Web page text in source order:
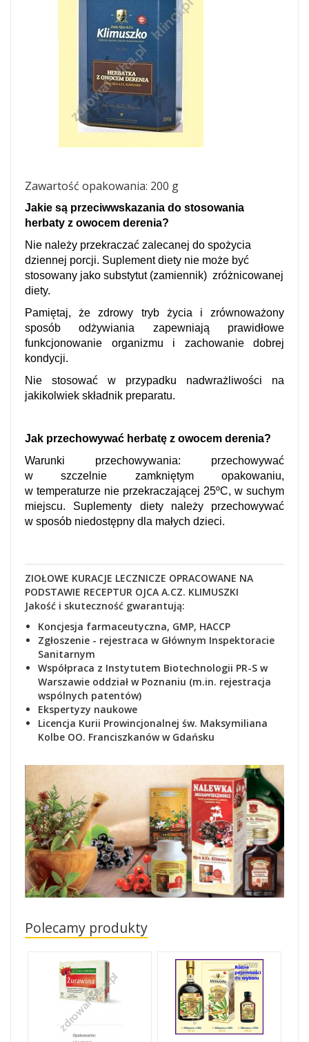
Zawartość opakowania: 200 g
Jakie są przeciwwskazania do stosowania
herbaty z owocem derenia?
Nie należy przekraczać zalecanej do spożycia
dziennej porcji. Suplement diety nie może być
stosowany jako substytut (zamiennik) zróżnicowanej
diety.
Pamiętaj, że zdrowy tryb życia i zrównoważony
sposób odżywiania zapewniają prawidłowe
funkcjonowanie organizmu i zachowanie dobrej
kondycji.
Nie stosować w przypadku nadwrażliwości na
jakikolwiek składnik preparatu.
Jak przechowywać herbatę z owocem derenia?
Warunki przechowywania: przechowywać
w szczelnie zamkniętym opakowaniu,
w temperaturze nie przekraczającej 25ºC, w suchym
miejscu. Suplementy diety należy przechowywać
w sposób niedostępny dla małych dzieci.
ZIOŁOWE KURACJE LECZNICZE OPRACOWANE NA
PODSTAWIE RECEPTUR OJCA A.CZ. KLIMUSZKI
Jakość i skuteczność gwarantują:
Koncjesja farmaceutyczna, GMP, HACCP
Zgłoszenie - rejestraca w Głównym Inspektoracie
Sanitarnym
Współpraca z Instytutem Biotechnologii PR-S w
Warszawie oddział w Poznaniu (m.in. rejestracja
wspólnych patentów)
Ekspertyzy naukowe
Licencja Kurii Prowincjonalnej św. Maksymiliana
Kolbe OO. Franciszkanów w Gdańsku
Polecamy produkty